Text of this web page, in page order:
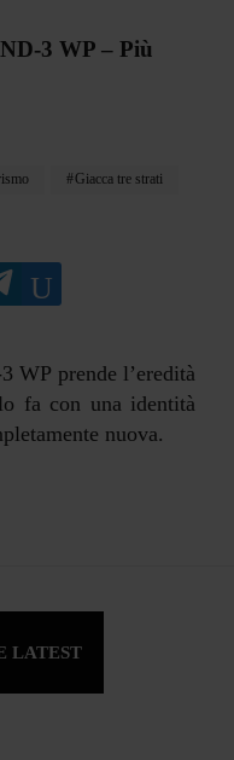
3 WP – Più
Giacca tre strati
WP prende l’eredità
fa con una identità
nuova.
LATEST